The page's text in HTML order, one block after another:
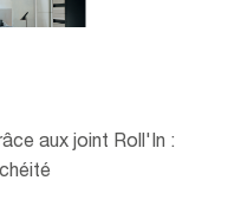
aux joint Roll'In :